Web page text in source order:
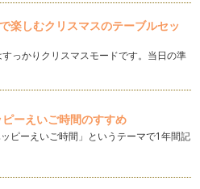
おいしい活用法
か？ もこもこでふわっと…
な？苦手野菜を育ててみよう！
たね。色々な花が色鮮やかに咲い
グニャが苦手なら。
り場も品揃えが変わってきま
…
楽しむクリスマスのテーブルセッ
っかりクリスマスモードです。当日の準
ピーえいご時間のすすめ
ッピーえいご時間」というテーマで1年間記